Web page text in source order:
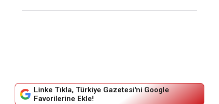
Linke Tıkla, Türkiye Gazetesi'ni Google
Favorilerine Ekle!